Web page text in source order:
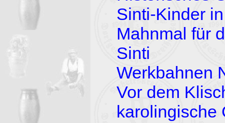
Sinti-Kinder
Mahnmal für
Sinti
Werkbahnen
Vor dem
karolingische